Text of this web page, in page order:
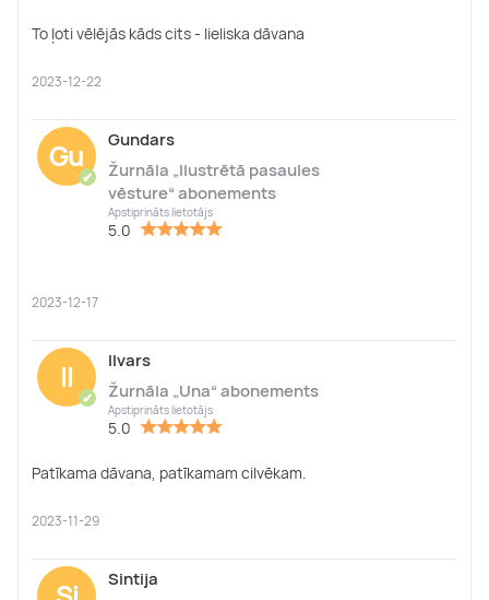
To ļoti vēlējās kāds cits - lieliska dāvana
2023-12-22
Gu
✔
Gundars
Žurnāla „Ilustrētā pasaules
vēsture“ abonements
Apstiprināts lietotājs
5.0
2023-12-17
Il
✔
Ilvars
Žurnāla „Una“ abonements
Apstiprināts lietotājs
5.0
Patīkama dāvana, patīkamam cilvēkam.
2023-11-29
Sintija